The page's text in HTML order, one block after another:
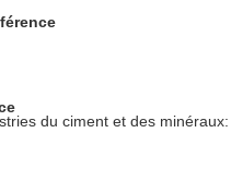
du ciment et des minéraux: